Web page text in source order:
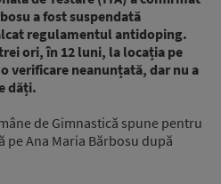
a fost suspendată
regulamentul antidoping.
ori, în 12 luni, la locația pe
verificare neanunțată, dar nu a
dăți.
de Gimnastică spune pentru
pe Ana Maria Bărbosu după